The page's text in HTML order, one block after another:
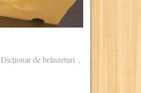
Dicționar de brânzeturi ,